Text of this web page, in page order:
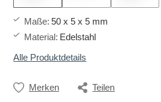
Maße: 50 x 5 x 5 mm
Material: Edelstahl
Alle Produktdetails
Merken Teilen